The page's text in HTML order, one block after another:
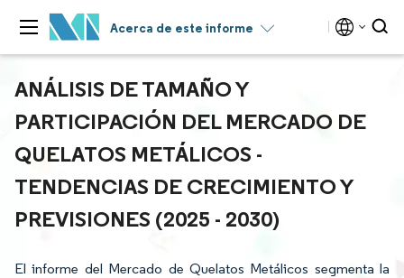
Acerca de este informe
ANÁLISIS DE TAMAÑO Y
PARTICIPACIÓN DEL MERCADO DE
QUELATOS METÁLICOS -
TENDENCIAS DE CRECIMIENTO Y
PREVISIONES (2025 - 2030)
El informe del Mercado de Quelatos Metálicos segmenta la